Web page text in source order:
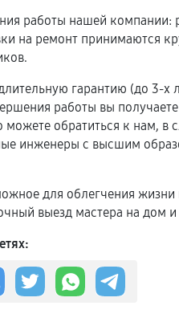
работы нашей компании:
на ремонт принимаются
гарантию (до 3-х
работы вы
можете обратиться к нам, в
инженеры с высшим
для облегчения
выезд мастера на дом